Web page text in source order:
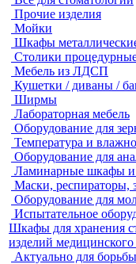
Прочие изделия
Мойки
Шкафы
Столики
Мебель из ЛДСП
Кушетки / диваны /
Ширмы
Лабораторная мебель
Оборудование для
Температура и
Оборудование для
Ламинарные шкафы
Маски, респираторы,
Оборудование для
Испытательное
Шкафы для хранения
изделий медицинского
Актуально для